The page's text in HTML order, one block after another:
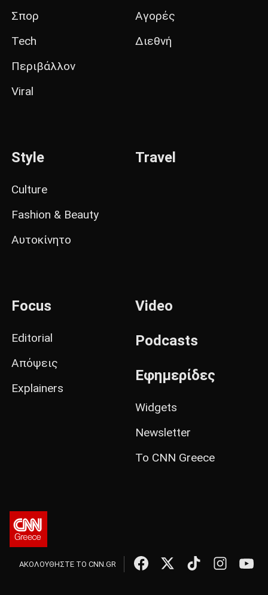
Σπορ
Tech
Περιβάλλον
Viral
Αγορές
Διεθνή
Style
Culture
Fashion & Beauty
Αυτοκίνητο
Travel
Focus
Editorial
Απόψεις
Explainers
Video
Podcasts
Εφημερίδες
Widgets
Newsletter
Το CNN Greece
ΑΚΟΛΟΥΘΗΣΤΕ ΤΟ CNN.GR